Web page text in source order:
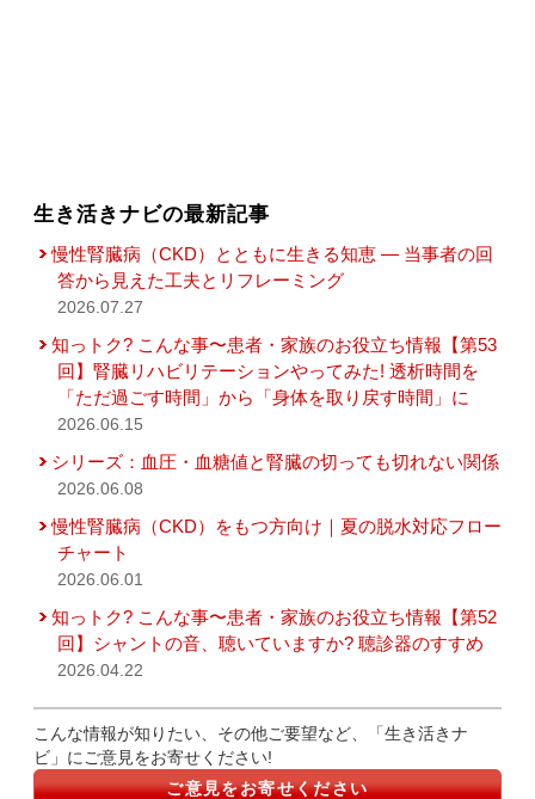
生き活きナビの最新記事
慢性腎臓病（CKD）とともに生きる知恵 — 当事者の回
答から見えた工夫とリフレーミング
2026.07.27
知っトク? こんな事〜患者・家族のお役立ち情報【第53
回】腎臓リハビリテーションやってみた! 透析時間を
「ただ過ごす時間」から「身体を取り戻す時間」に
2026.06.15
シリーズ：血圧・血糖値と腎臓の切っても切れない関係
2026.06.08
慢性腎臓病（CKD）をもつ方向け｜夏の脱水対応フロー
チャート
2026.06.01
知っトク? こんな事〜患者・家族のお役立ち情報【第52
回】シャントの音、聴いていますか? 聴診器のすすめ
2026.04.22
こんな情報が知りたい、その他ご要望など、「生き活きナ
ビ」にご意見をお寄せください!
ご意見をお寄せください